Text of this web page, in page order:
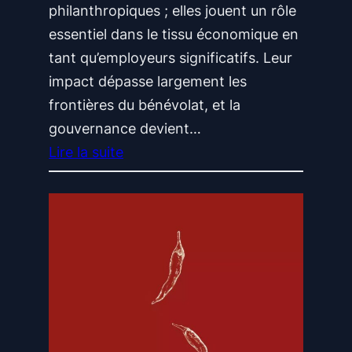
c
o
n
t
r
ô
l
é
e
philanthropiques ; elles jouent un rôle
essentiel dans le tissu économique en
tant qu’employeurs significatifs. Leur
impact dépasse largement les
frontières du bénévolat, et la
gouvernance devient…
Lire la suite
:
A